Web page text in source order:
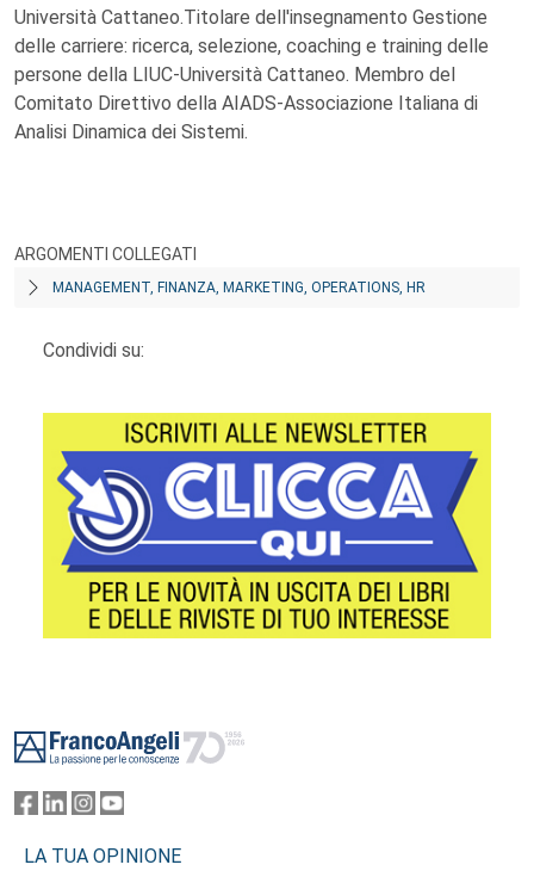
Università Cattaneo.Titolare dell'insegnamento Gestione
delle carriere: ricerca, selezione, coaching e training delle
persone della LIUC-Università Cattaneo. Membro del
Comitato Direttivo della AIADS-Associazione Italiana di
Analisi Dinamica dei Sistemi.
ARGOMENTI COLLEGATI
MANAGEMENT, FINANZA, MARKETING, OPERATIONS, HR
Condividi su:
LA TUA OPINIONE